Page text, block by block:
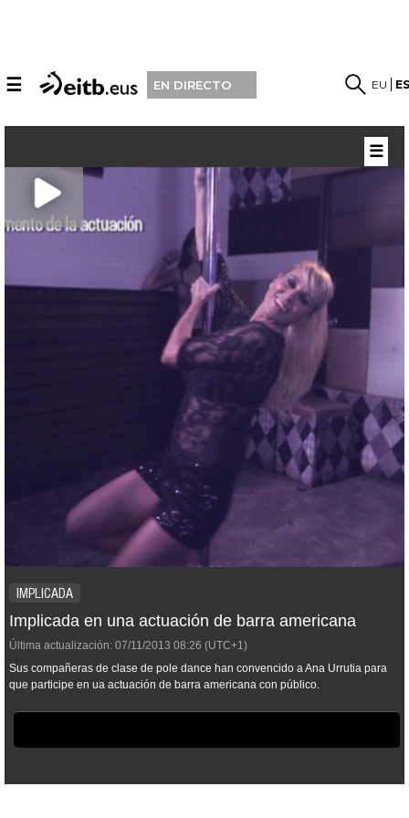
☰ EN DIRECTO EU
IMPLICADA
Implicada en una actuación de barra americana
Última actualización: 07/11/2013 08:26 (UTC+1)
Sus compañeras de clase de pole dance han convencido a Ana Urrutia para
que participe en ua actuación de barra americana con público.
☰